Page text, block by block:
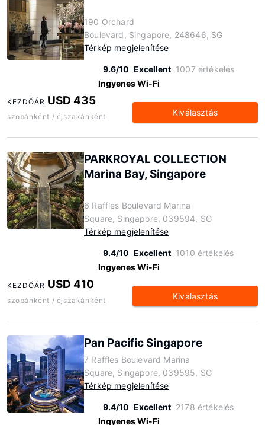
190 Orchard
Boulevard, Singapore, 248646, SG
Térkép megjelenítése
9.6/10 Excellent 1007 értékelés
Ingyenes Wi-Fi
KEZDŐÁR USD 435
szobánként / éjszakánként Kiválasztás
PARKROYAL COLLECTION
Marina Bay, Singapore
6 Raffles Boulevard Marina
Square, Singapore, 039594, SG
Térkép megjelenítése
9.4/10 Excellent 1010 értékelés
Ingyenes Wi-Fi
KEZDŐÁR USD 410
szobánként / éjszakánként Kiválasztás
Pan Pacific Singapore
7 Raffles Boulevard Marina
Square, Singapore, 039595, SG
Térkép megjelenítése
9.4/10 Excellent 2178 értékelés
Ingyenes Wi-Fi